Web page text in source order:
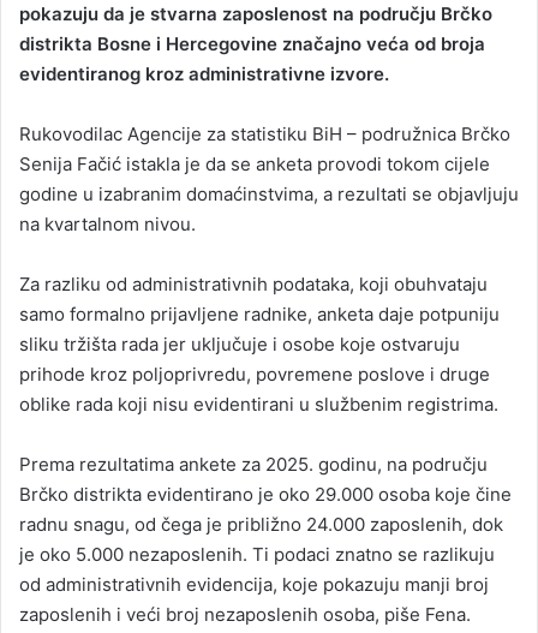
pokazuju da je stvarna zaposlenost na području Brčko
distrikta Bosne i Hercegovine značajno veća od broja
evidentiranog kroz administrativne izvore.
Rukovodilac Agencije za statistiku BiH – podružnica Brčko
Senija Fačić istakla je da se anketa provodi tokom cijele
godine u izabranim domaćinstvima, a rezultati se objavljuju
na kvartalnom nivou.
Za razliku od administrativnih podataka, koji obuhvataju
samo formalno prijavljene radnike, anketa daje potpuniju
sliku tržišta rada jer uključuje i osobe koje ostvaruju
prihode kroz poljoprivredu, povremene poslove i druge
oblike rada koji nisu evidentirani u službenim registrima.
Prema rezultatima ankete za 2025. godinu, na području
Brčko distrikta evidentirano je oko 29.000 osoba koje čine
radnu snagu, od čega je približno 24.000 zaposlenih, dok
je oko 5.000 nezaposlenih. Ti podaci znatno se razlikuju
od administrativnih evidencija, koje pokazuju manji broj
zaposlenih i veći broj nezaposlenih osoba, piše Fena.